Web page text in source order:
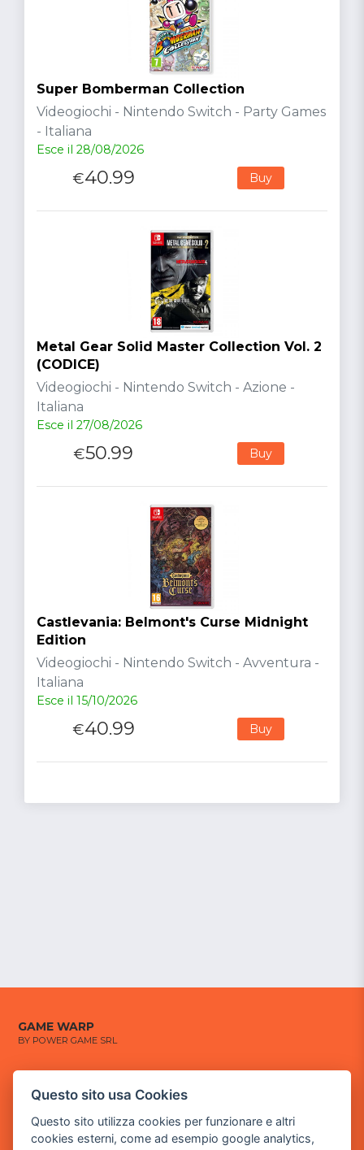
Super Bomberman Collection
Videogiochi - Nintendo Switch - Party Games
- Italiana
Esce il 28/08/2026
€40.99 Buy
Metal Gear Solid Master Collection Vol. 2
(CODICE)
Videogiochi - Nintendo Switch - Azione -
Italiana
Esce il 27/08/2026
€50.99 Buy
Castlevania: Belmont's Curse Midnight
Edition
Videogiochi - Nintendo Switch - Avventura -
Italiana
Esce il 15/10/2026
€40.99 Buy
GAME WARP
BY POWER GAME SRL
via Villaggio dei Platani, 3
Sede Operativa
Questo sito usa Cookies
Questo sito utilizza cookies per funzionare e altri
cookies esterni, come ad esempio google analytics,